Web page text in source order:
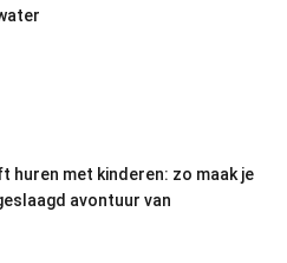
huren met kinderen: zo maak je
avontuur van